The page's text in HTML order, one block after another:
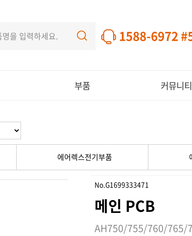
1588-6972
부품 커뮤니티
에어렉스전기부품
No.G1699333471
메인 PCB
AH750/755/760/765/